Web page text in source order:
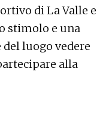
di La Valle e
stimolo e una
luogo vedere
alla